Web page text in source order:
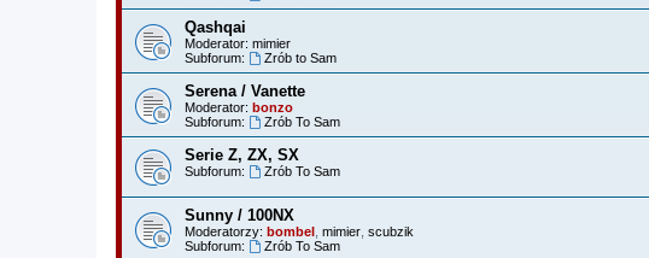
Qashqai
Moderator: mimier
Subforum:
Zrób to Sam
Serena / Vanette
Moderator: bonzo
Subforum:
Zrób To Sam
Serie Z, ZX, SX
Subforum: Zrób To Sam
Sunny / 100NX
Moderatorzy: bombel mimier scubzik
Subforum:
Zrób To Sam